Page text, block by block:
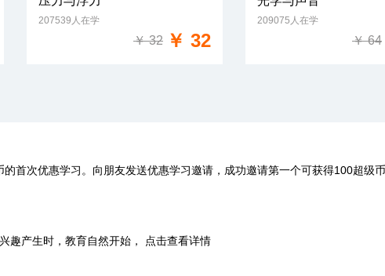
207539人在学
￥ 32 ￥ 32
209075人在学
￥ 64
首次优惠学习。向朋友发送优惠学习邀请，成功邀请第一个可获得100超
趣产生时，教育自然开始， 点击查看详情